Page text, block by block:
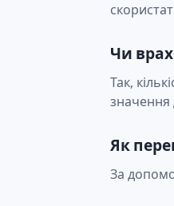
Чи
Так,
значення
Як
За